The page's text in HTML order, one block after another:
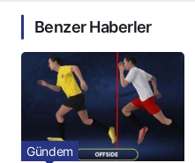
Benzer Haberler
Gündem